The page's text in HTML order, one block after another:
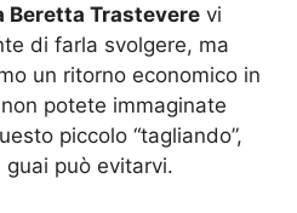
Beretta Trastevere vi
di farla svolgere, ma
un ritorno economico in
potete immaginate
piccolo “tagliando”,
può evitarvi.